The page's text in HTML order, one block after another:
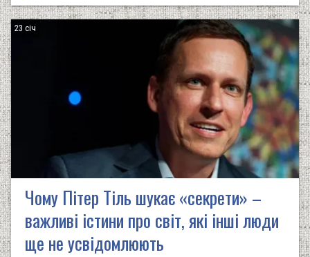
23 січ
Чому Пітер Тіль шукає «секрети» –
важливі істини про світ, які інші люди
ще не усвідомлюють